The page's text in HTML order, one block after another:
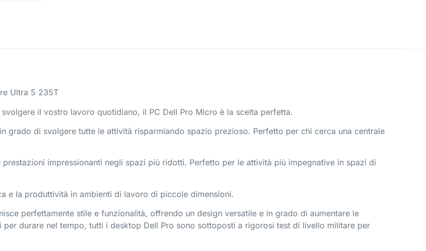
Ultra 5 235T
il vostro lavoro quotidiano, il PC Dell Pro Micro è la scelta perfetta.
grado di svolgere tutte le attività risparmiando spazio prezioso. Perfetto per chi cerca una centrale
impressionanti negli spazi più ridotti. Perfetto per le attività più impegnative in spazi di
e la produttività in ambienti di lavoro di piccole dimensioni.
perfettamente stile e funzionalità, offrendo un design versatile e in grado di aumentare le
durare nel tempo, tutti i desktop Dell Pro sono sottoposti a rigorosi test di livello militare per